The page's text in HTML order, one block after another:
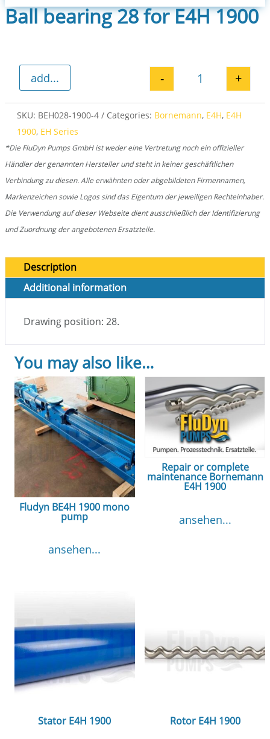
Ball bearing 28 for E4H 1900
Ball bearing
- +
add...
SKU: BEH028-1900-4 Categories: Bornemann, E4H, E4H
1900, EH Series
*Die FluDyn Pumps GmbH ist weder eine Vertretung noch ein offizieller
Händler der genannten Hersteller und steht in keiner geschäftlichen
Verbindung zu diesen. Alle erwähnten oder abgebildeten Firmennamen,
Markenzeichen sowie Logos sind das Eigentum der jeweiligen Rechteinhaber.
Die Verwendung auf dieser Webseite dient ausschließlich der Identifizierung
und Zuordnung der angebotenen Ersatzteile.
Description
Additional information
Drawing position: 28.
You may also like…
Fludyn BE4H 1900 mono
pump
ansehen...
Repair or complete
maintenance Bornemann
E4H 1900
ansehen...
Stator E4H 1900 Rotor E4H 1900